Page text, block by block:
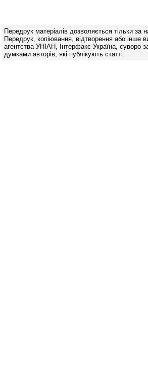
Передрук матеріалів дозволяється тільки за
Передрук, копіювання, відтворення або інше
агентства УНІАН, Інтерфакс-Україна, суворо
думками авторів, які публікують статті.